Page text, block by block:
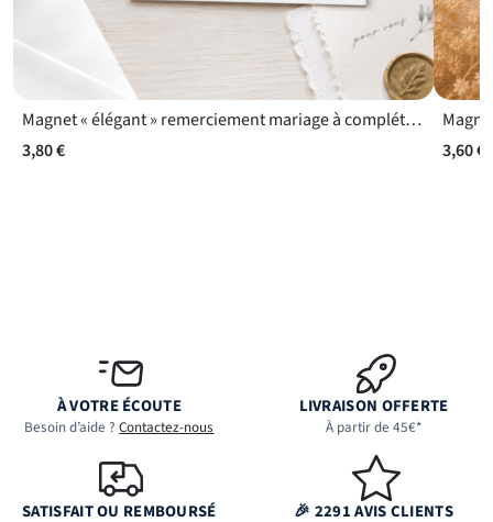
Magnet « élégant » remerciement mariage à compléter avec les noms ou la date de votre choix
3,80 €
3,60 €
À VOTRE ÉCOUTE
Besoin d’aide ?Contactez-nous
LIVRAISON OFFERTE
À partir de 45€*
SATISFAIT OU REMBOURSÉ 🎉 2291 AVIS CLIENTS